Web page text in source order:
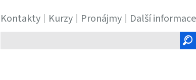
Kontakty Kurzy Pronájmy
Další informace
text